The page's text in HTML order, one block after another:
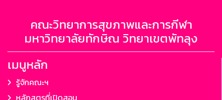
คณะวิทยาการสุขภาพและการกีฬา
มหาวิทยาลัยทักษิณ วิทยาเขตพัทลุง
เมนูหลัก
รู้จักคณะฯ
หลักสูตรที่เปิดสอน